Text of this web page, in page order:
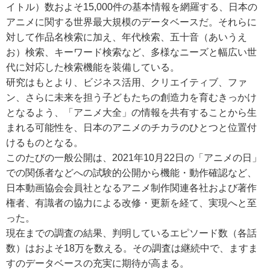
イトル）数およそ15,000件の基本情報を網羅する、日本の
アニメに関する世界最大規模のデータベースだ。それらに
対して作品名検索に加え、年代検索、五十音（あいうえ
お）検索、キーワード検索など、多様なニーズと幅広い世
代に対応した検索機能を装備している。
研究はもとより、ビジネス活用、クリエイティブ、ファ
ン、さらに未来を担う子どもたちの創造力を育むきっかけ
となるよう、「アニメ大全」の情報を共有することから生
まれる可能性を、日本のアニメのチカラのひとつと位置付
けるものとなる。
このたびの一般公開は、2021年10月22日の「アニメの日」
での関係者などへの試験的公開から機能・動作確認など、
日本動画協会会員社となるアニメ制作関連各社および著作
権者、有識者の協力による改修・更新を経て、実現へと至
った。
現在までの調査の結果、判明しているエピソード数（各話
数）はおよそ18万を数える。その調査は継続中で、ますま
すのデータベースの充実に期待が高まる。